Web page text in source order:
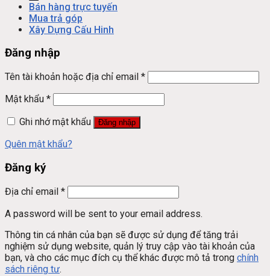
Bán hàng trực tuyến
Mua trả góp
Xây Dựng Cấu Hinh
Đăng nhập
Tên tài khoản hoặc địa chỉ email *
Mật khẩu *
Ghi nhớ mật khẩu
Đăng nhập
Quên mật khẩu?
Đăng ký
Địa chỉ email *
A password will be sent to your email address.
Thông tin cá nhân của bạn sẽ được sử dụng để tăng trải
nghiệm sử dụng website, quản lý truy cập vào tài khoản của
bạn, và cho các mục đích cụ thể khác được mô tả trong chính
sách riêng tư.